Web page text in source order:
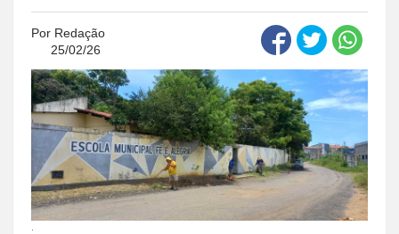
Por Redação
25/02/26